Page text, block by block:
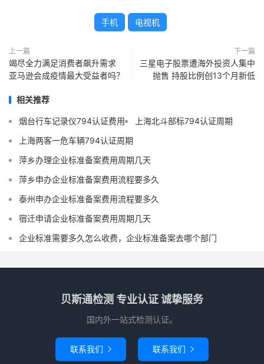
手机 电视机
上一篇
竭尽全力满足消费者飙升需求
亚马逊会成疫情最大受益者吗？
下一篇
三星电子股票遭海外投资人集中
抛售 持股比例创13个月新低
相关推荐
烟台行车记录仪794认证费用
上海北斗部标794认证周期
上海两客一危车辆794认证周期
萍乡办理企业标准备案费用周期几天
萍乡申办企业标准备案费用流程要多久
泰州申办企业标准备案费用流程要多久
宿迁申请企业标准备案费用周期几天
企业标准需要多久怎么收费，企业标准备案去哪个部门
贝斯通检测 专业认证 诚挚服务
国内外一站式检测认证。
联系我们  联系我们 